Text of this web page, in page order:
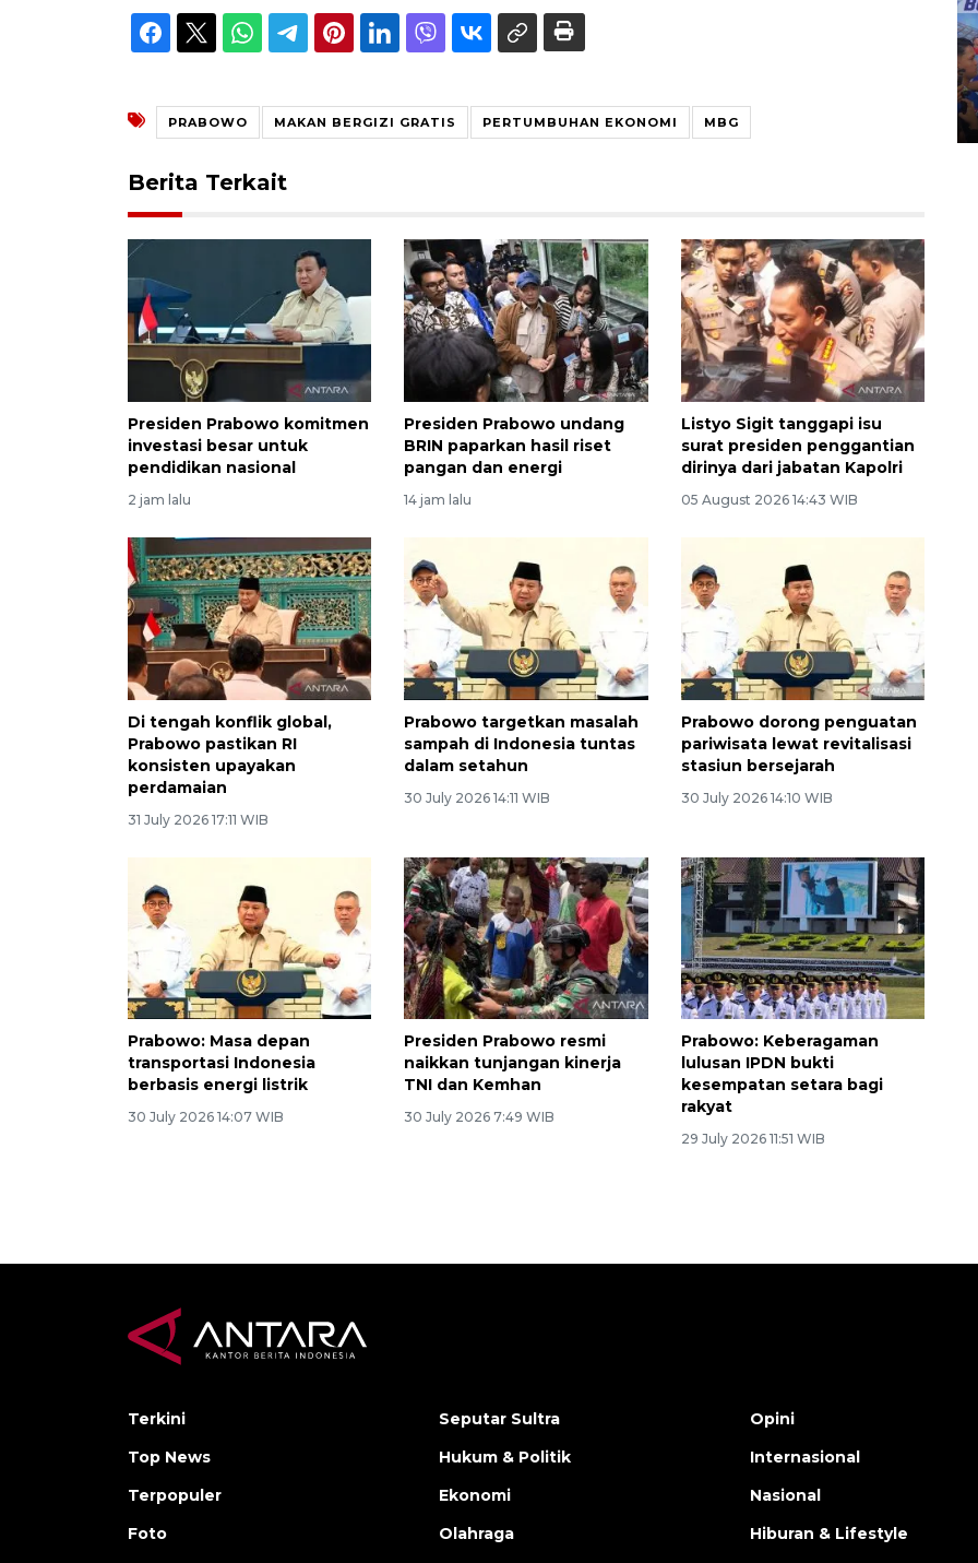
PRABOWO MAKAN BERGIZI GRATIS PERTUMBUHAN EKONOMI MBG
Berita Terkait
Presiden Prabowo komitmen
investasi besar untuk
pendidikan nasional
2 jam lalu
Presiden Prabowo undang
BRIN paparkan hasil riset
pangan dan energi
14 jam lalu
Listyo Sigit tanggapi isu
surat presiden penggantian
dirinya dari jabatan Kapolri
05 August 2026 14:43 WIB
Di tengah konflik global,
Prabowo pastikan RI
konsisten upayakan
perdamaian
31 July 2026 17:11 WIB
Prabowo targetkan masalah
sampah di Indonesia tuntas
dalam setahun
30 July 2026 14:11 WIB
Prabowo dorong penguatan
pariwisata lewat revitalisasi
stasiun bersejarah
30 July 2026 14:10 WIB
Prabowo: Masa depan
transportasi Indonesia
berbasis energi listrik
30 July 2026 14:07 WIB
Presiden Prabowo resmi
naikkan tunjangan kinerja
TNI dan Kemhan
30 July 2026 7:49 WIB
Prabowo: Keberagaman
lulusan IPDN bukti
kesempatan setara bagi
rakyat
29 July 2026 11:51 WIB
28 April 2026 6:17 WIB
Terkini
Top News
Terpopuler
Foto
Seputar Sultra
Hukum & Politik
Ekonomi
Olahraga
Opini
Internasional
Nasional
Hiburan & Lifestyle